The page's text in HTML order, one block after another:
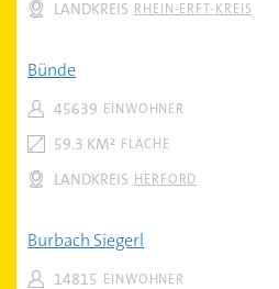
RHEIN-ERFT-KREIS
LANDKREIS
Bünde
EINWOHNER
45639
FLÄCHE
59.3 KM²
HERFORD
LANDKREIS
Burbach Siegerl
EINWOHNER
14815